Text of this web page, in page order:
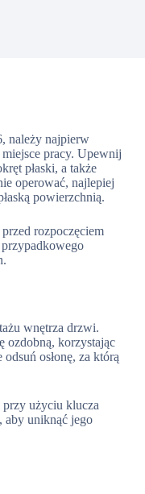
należy najpierw
pracy. Upewnij
płaski, a także
operować, najlepiej
powierzchnią.
rozpoczęciem
wnętrza drzwi.
ozdobną, korzystając
osłonę, za którą
użyciu klucza
aby uniknąć jego